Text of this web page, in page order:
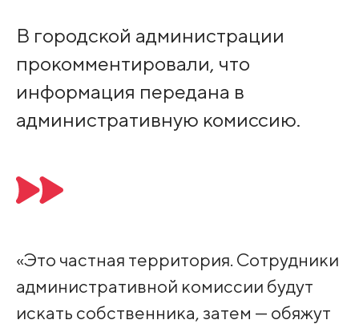
В городской администрации
прокомментировали, что
информация передана в
административную комиссию.
«Это частная территория. Сотрудники
административной комиссии будут
искать собственника, затем — обяжут